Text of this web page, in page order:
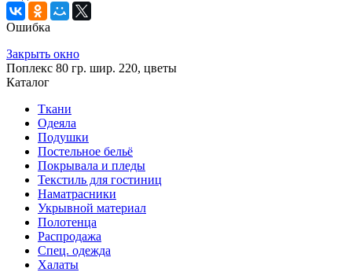
Ошибка
Закрыть окно
Поплекс 80 гр. шир. 220, цветы
Каталог
Ткани
Одеяла
Подушки
Постельное бельё
Покрывала и пледы
Текстиль для гостиниц
Наматрасники
Укрывной материал
Полотенца
Распродажа
Спец. одежда
Халаты